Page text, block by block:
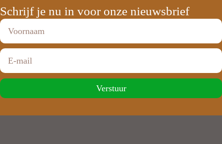
Schrijf je nu in voor onze nieuwsbrief
Verstuur